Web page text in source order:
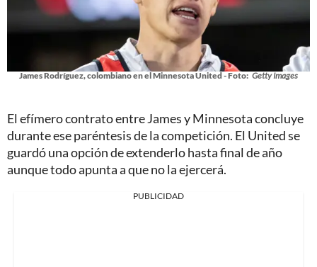
James Rodríguez, colombiano en el Minnesota United - Foto: Getty Images
El efímero contrato entre James y Minnesota concluye
durante ese paréntesis de la competición. El United se
guardó una opción de extenderlo hasta final de año
aunque todo apunta a que no la ejercerá.
PUBLICIDAD